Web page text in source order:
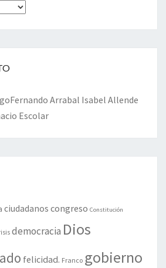
Fernando Arrabal Isabel Allende
Escolar
ciudadanos congreso Constitución
democracia Dios
felicidad. Franco gobierno